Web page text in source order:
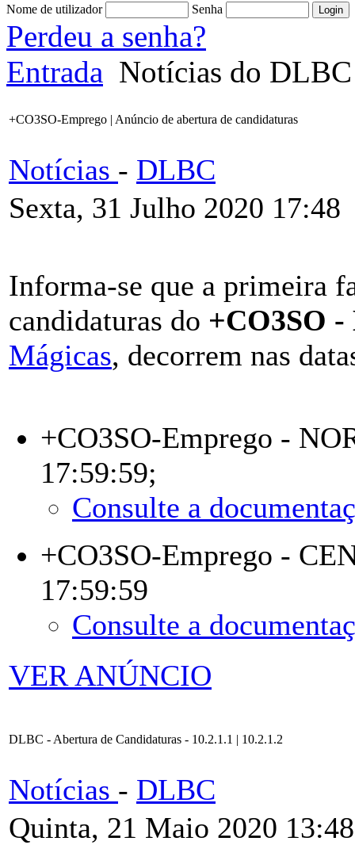
Nome de utilizador Senha
Perdeu a senha?
Entrada Notícias do DLBC
+CO3SO-Emprego | Anúncio de abertura de candidaturas
Notícias - DLBC
Sexta, 31 Julho 2020 17:48
Informa-se que a primeira
candidaturas do +CO3SO -
Mágicas, decorrem nas
+CO3SO-Emprego -
17:59:59;
Consulte a
+CO3SO-Emprego -
17:59:59
Consulte a
VER ANÚNCIO
DLBC - Abertura de Candidaturas - 10.2.1.1 | 10.2.1.2
Notícias - DLBC
Quinta, 21 Maio 2020 13:48